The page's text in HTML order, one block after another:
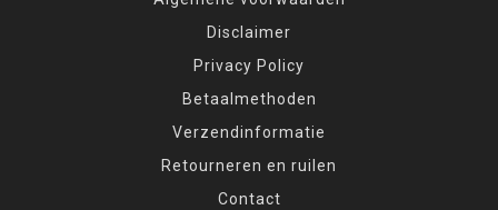
Disclaimer
Privacy Policy
Betaalmethoden
Verzendinformatie
Retourneren en ruilen
Contact